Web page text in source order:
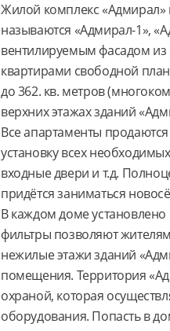
Жилой комплекс «Адмирал»
называются «Адмирал-1»,
вентилируемым фасадом
квартирами свободной
до 362. кв. метров
верхних этажах зданий
Все апартаменты
установку всех
входные двери и т.д.
придётся заниматься
В каждом доме
фильтры позволяют
нежилые этажи зданий
помещения. Территория
охраной, которая
оборудования. Попасть в